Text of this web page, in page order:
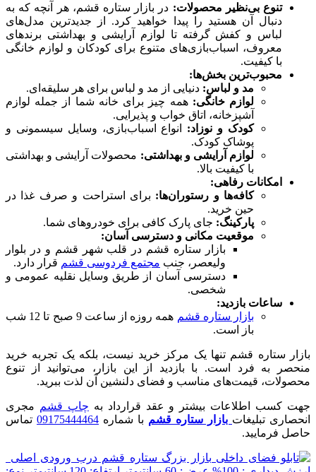
تنوع بی‌نظیر محصولات: در بازار ستاره قشم، هر آنچه که به
دنبال آن هستید را پیدا خواهید کرد. از جدیدترین مدل‌های
لباس و کفش گرفته تا لوازم آرایشی و بهداشتی برندهای
معروف، اسباب‌بازی‌های متنوع برای کودکان و لوازم خانگی
با کیفیت.
محبوب‌ترین بخش‌ها:
مد و لباس: دنیایی از مد و لباس برای هر سلیقه‌ای.
لوازم خانگی: همه چیز برای خانه شما از جمله لوازم
آشپزخانه، اتاق خواب و پذیرایی.
کودک و نوزاد: انواع اسباب‌بازی، وسایل سیسمونی و
پوشاک کودک.
لوازم آرایشی و بهداشتی: محصولات آرایشی و بهداشتی
با کیفیت بالا.
امکانات رفاهی:
کافه‌ها و رستوران‌ها: برای استراحت و صرف غذا در
حین خرید.
پارکینگ: جای پارک کافی برای خودروهای شما.
موقعیت مکانی و دسترسی آسان:
بازار ستاره قشم در قلب شهر قشم و در بلوار
ولیعصر، جنب مجتمع فردوسی قشم قرار دارد.
دسترسی آسان از طریق وسایل نقلیه عمومی و
شخصی.
ساعات بازدید:
بازار ستاره قشم
همه روزه از ساعت 9 صبح تا 12 شب
باز است.
بازار ستاره قشم تنها یک مرکز خرید نیست، بلکه یک تجربه خرید
منحصر به فرد است. با بازدید از این بازار، می‌توانید از تنوع
محصولات، قیمت‌های مناسب و فضای دلنشین آن لذت ببرید.
جهت کسب اطلاعات بیشتر و عقد قرارداد به چاپ قشم مجری
انحصاری تبلیغات بازار ستاره قشم با شماره 09175444464 تماس
حاصل فرمایید.